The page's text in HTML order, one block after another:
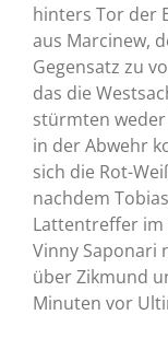
hinters Tor der
aus Marcinew,
Gegensatz zu
das die
stürmten
in der Abwehr
sich die Rot-
nachdem
Lattentreffer im
Vinny Saponari
über Zikmund
Minuten vor